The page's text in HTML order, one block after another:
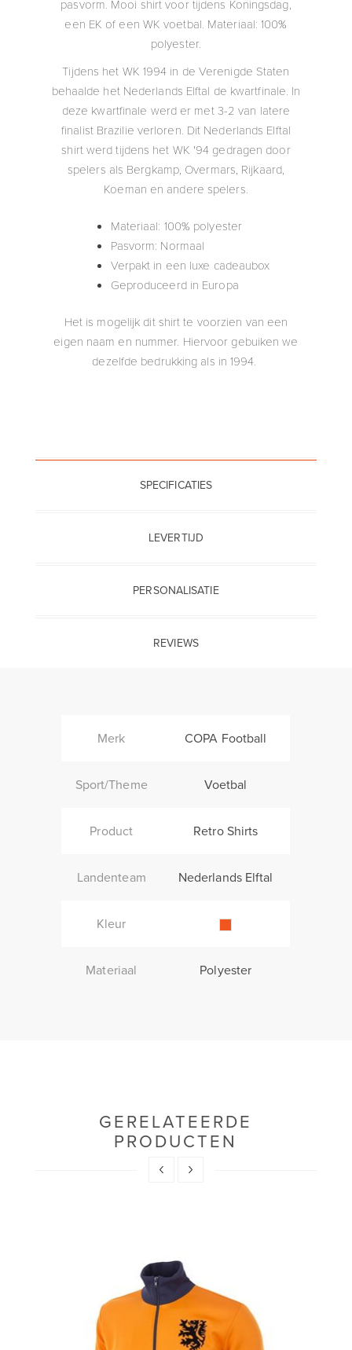
pasvorm. Mooi shirt voor tijdens Koningsdag,
een EK of een WK voetbal. Materiaal: 100%
polyester.
Tijdens het WK 1994 in de Verenigde Staten
behaalde het Nederlands Elftal de kwartfinale. In
deze kwartfinale werd er met 3-2 van latere
finalist Brazilie verloren. Dit Nederlands Elftal
shirt werd tijdens het WK '94 gedragen door
spelers als Bergkamp, Overmars, Rijkaard,
Koeman en andere spelers.
Materiaal: 100% polyester
Pasvorm: Normaal
Verpakt in een luxe cadeaubox
Geproduceerd in Europa
Het is mogelijk dit shirt te voorzien van een
eigen naam en nummer. Hiervoor gebuiken we
dezelfde bedrukking als in 1994.
SPECIFICATIES
LEVERTIJD
PERSONALISATIE
REVIEWS
Merk COPA Football
Sport/Theme Voetbal
Product Retro Shirts
Landenteam Nederlands Elftal
Kleur
Materiaal Polyester
GERELATEERDE
PRODUCTEN